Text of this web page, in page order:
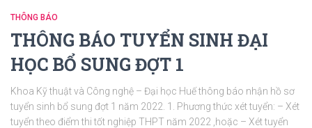
THÔNG BÁO
THÔNG BÁO TUYỂN SINH ĐẠI
HỌC BỔ SUNG ĐỢT 1
Khoa Kỹ thuật và Công nghệ – Đại học Huế thông báo nhận hồ sơ
tuyển sinh bổ sung đợt 1 năm 2022. 1. Phương thức xét tuyển: – Xét
tuyển theo điểm thi tốt nghiệp THPT năm 2022 ,hoặc – Xét tuyển